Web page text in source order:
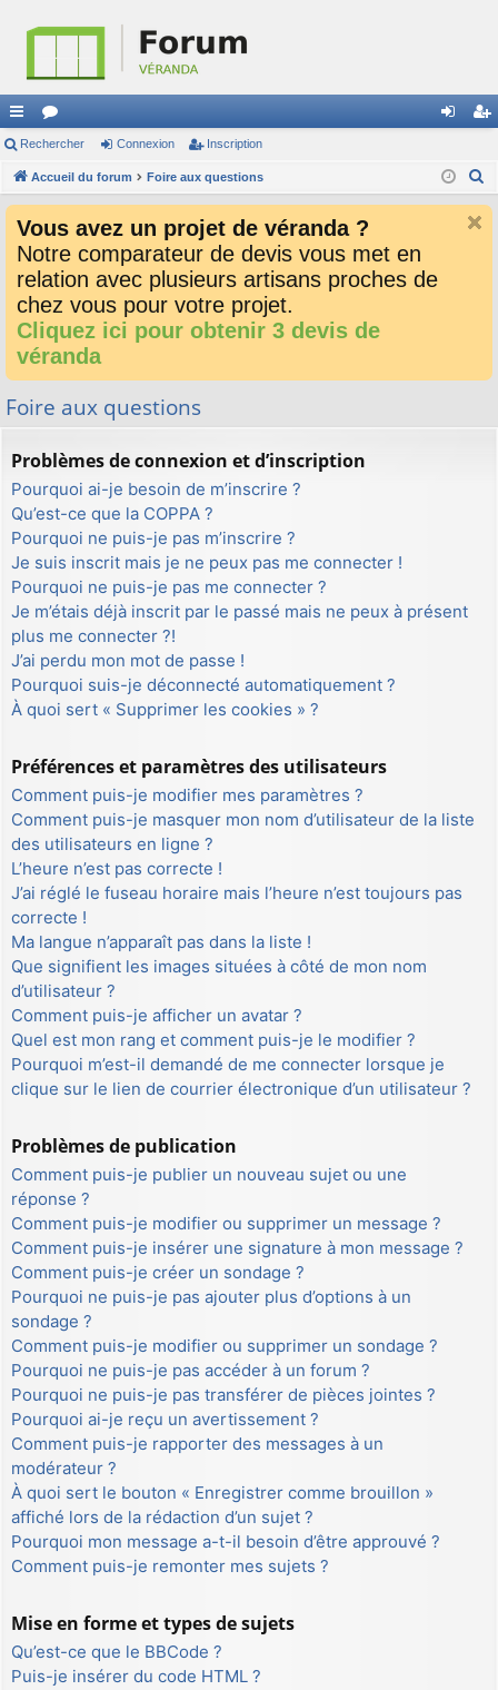
ac
co
ci
or
u
s
ne cri
Rechercher Connexion Inscription
Accueil du forum Foire aux questions
Vous avez un projet de véranda ?
Notre comparateur de devis vous met en
relation avec plusieurs artisans proches de
chez vous pour votre projet.
Cliquez ici pour obtenir 3 devis de
véranda
Foire aux questions
Problèmes de connexion et d’inscription
Pourquoi ai-je besoin de m’inscrire ?
Qu’est-ce que la COPPA ?
Pourquoi ne puis-je pas m’inscrire ?
Je suis inscrit mais je ne peux pas me connecter !
Pourquoi ne puis-je pas me connecter ?
Je m’étais déjà inscrit par le passé mais ne peux à présent
plus me connecter ?!
J’ai perdu mon mot de passe !
Pourquoi suis-je déconnecté automatiquement ?
À quoi sert « Supprimer les cookies » ?
Préférences et paramètres des utilisateurs
Comment puis-je modifier mes paramètres ?
Comment puis-je masquer mon nom d’utilisateur de la liste
des utilisateurs en ligne ?
L’heure n’est pas correcte !
J’ai réglé le fuseau horaire mais l’heure n’est toujours pas
correcte !
Ma langue n’apparaît pas dans la liste !
Que signifient les images situées à côté de mon nom
d’utilisateur ?
Comment puis-je afficher un avatar ?
Quel est mon rang et comment puis-je le modifier ?
Pourquoi m’est-il demandé de me connecter lorsque je
clique sur le lien de courrier électronique d’un utilisateur ?
Problèmes de publication
Comment puis-je publier un nouveau sujet ou une
réponse ?
Comment puis-je modifier ou supprimer un message ?
Comment puis-je insérer une signature à mon message ?
Comment puis-je créer un sondage ?
Pourquoi ne puis-je pas ajouter plus d’options à un
sondage ?
Comment puis-je modifier ou supprimer un sondage ?
Pourquoi ne puis-je pas accéder à un forum ?
Pourquoi ne puis-je pas transférer de pièces jointes ?
Pourquoi ai-je reçu un avertissement ?
Comment puis-je rapporter des messages à un
modérateur ?
À quoi sert le bouton « Enregistrer comme brouillon »
affiché lors de la rédaction d’un sujet ?
Pourquoi mon message a-t-il besoin d’être approuvé ?
Comment puis-je remonter mes sujets ?
Mise en forme et types de sujets
Qu’est-ce que le BBCode ?
Puis-je insérer du code HTML ?